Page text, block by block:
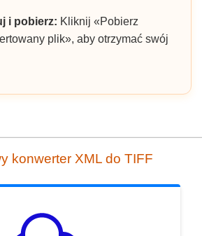
i pobierz: Kliknij «Pobierz
plik», aby otrzymać swój
konwerter XML do TIFF